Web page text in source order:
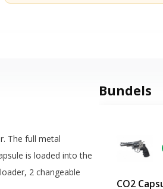
The full metal
is loaded into the
2 changeable
Bundels
CO2